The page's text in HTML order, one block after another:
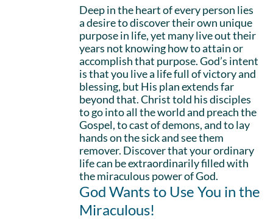
Deep in the heart of every person lies
a desire to discover their own unique
purpose in life, yet many live out their
years not knowing how to attain or
accomplish that purpose. God’s intent
is that you live a life full of victory and
blessing, but His plan extends far
beyond that. Christ told his disciples
to go into all the world and preach the
Gospel, to cast of demons, and to lay
hands on the sick and see them
remover. Discover that your ordinary
life can be extraordinarily filled with
the miraculous power of God.
God Wants to Use You in the
Miraculous!